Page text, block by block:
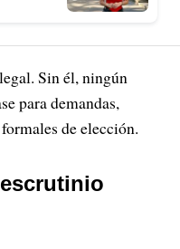
Sin él, ningún
para demandas,
de elección.